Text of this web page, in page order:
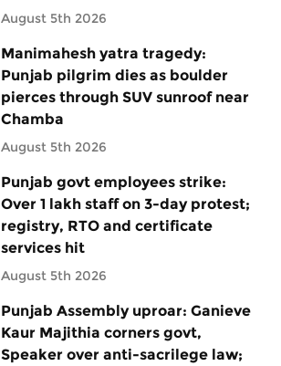
August 5th 2026
Manimahesh yatra tragedy:
Punjab pilgrim dies as boulder
pierces through SUV sunroof near
Chamba
August 5th 2026
Punjab govt employees strike:
Over 1 lakh staff on 3-day protest;
registry, RTO and certificate
services hit
August 5th 2026
Punjab Assembly uproar: Ganieve
Kaur Majithia corners govt,
Speaker over anti-sacrilege law;